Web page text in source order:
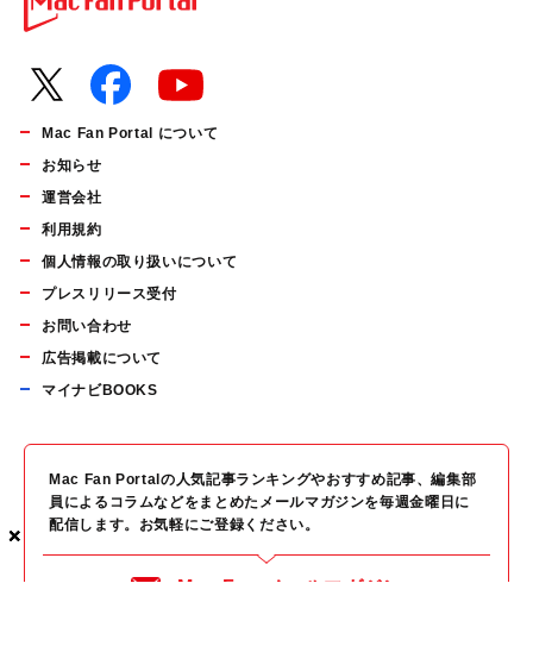
×
×
×
Mac Fan Portal について
お知らせ
運営会社
利用規約
個人情報の取り扱いについて
プレスリリース受付
お問い合わせ
広告掲載について
マイナビBOOKS
Mac Fan Portalの人気記事ランキングやおすすめ記事、編集部
員によるコラムなどをまとめたメールマガジンを毎週金曜日に
配信します。お気軽にご登録ください。
Mac Fan メールマガジン